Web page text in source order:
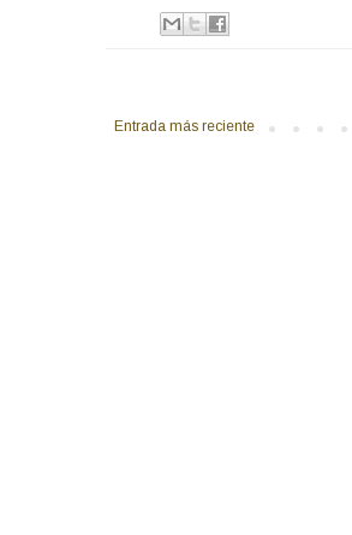
Entrada más reciente